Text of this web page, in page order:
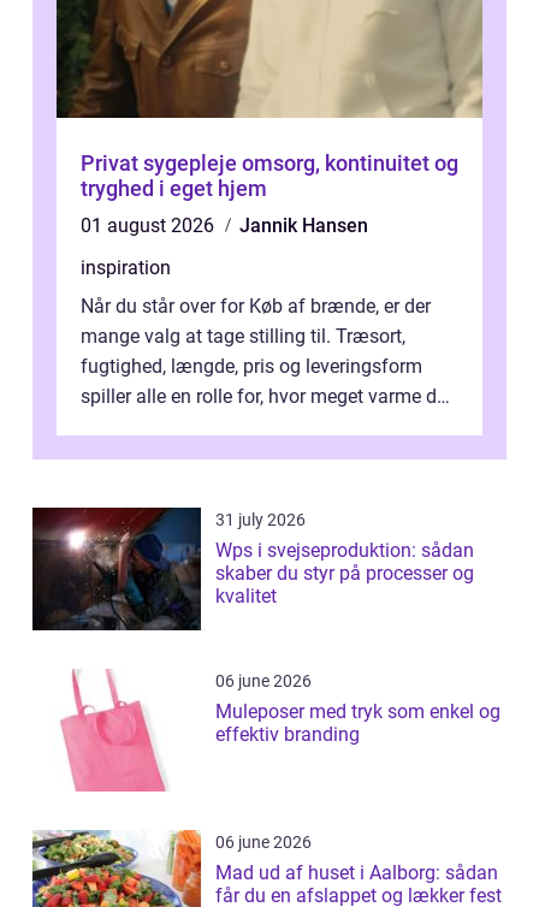
Privat sygepleje omsorg, kontinuitet og
tryghed i eget hjem
01 august 2026
Jannik Hansen
inspiration
Når du står over for Køb af brænde, er der
mange valg at tage stilling til. Træsort,
fugtighed, længde, pris og leveringsform
spiller alle en rolle for, hvor meget varme du
31 july 2026
Wps i svejseproduktion: sådan
skaber du styr på processer og
kvalitet
06 june 2026
Muleposer med tryk som enkel og
effektiv branding
06 june 2026
Mad ud af huset i Aalborg: sådan
får du en afslappet og lækker fest